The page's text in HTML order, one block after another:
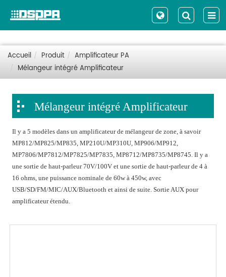
Accueil Produit
Amplificateur PA
Mélangeur intégré Amplificateur
Mélangeur intégré Amplificateur
Il y a 5 modèles dans un amplificateur de mélangeur de zone, à savoir
MP812/MP825/MP835, MP210U/MP310U, MP906/MP912,
MP7806/MP7812/MP7825/MP7835, MP8712/MP8735/MP8745. Il y a
une sortie de haut-parleur 70V/100V et une sortie de haut-parleur de 4 à
16 ohms, une puissance nominale de 60w à 450w, avec
USB/SD/FM/MIC/AUX/Bluetooth et ainsi de suite. Sortie AUX pour
amplificateur étendu.